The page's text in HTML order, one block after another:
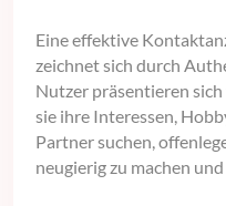
Eine effektive
zeichnet sich durch
Nutzer präsentieren
sie ihre Interessen,
Partner suchen,
neugierig zu machen